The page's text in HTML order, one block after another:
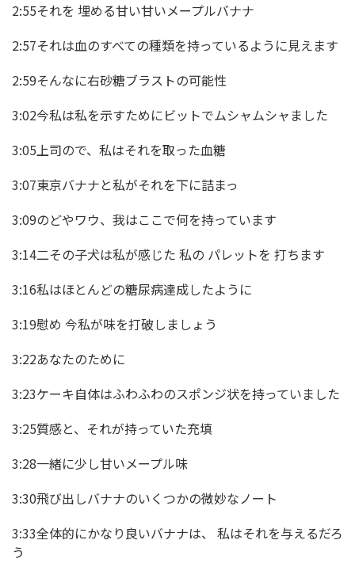
2:55それを 埋める甘い甘いメープルバナナ
2:57それは血のすべての種類を持っているように見えます
2:59そんなに右砂糖ブラストの可能性
3:02今私は私を示すためにビットでムシャムシャました
3:05上司ので、私はそれを取った血糖
3:07東京バナナと私がそれを下に詰まっ
3:09のどやワウ、我はここで何を持っています
3:14二その子犬は私が感じた 私の パレットを 打ちます
3:16私はほとんどの糖尿病達成したように
3:19慰め 今私が味を打破しましょう
3:22あなたのために
3:23ケーキ自体はふわふわのスポンジ状を持っていました
3:25質感と、それが持っていた充填
3:28一緒に少し甘いメープル味
3:30飛び出しバナナのいくつかの微妙なノート
3:33全体的にかなり良いバナナは、 私はそれを与えるだろ
う